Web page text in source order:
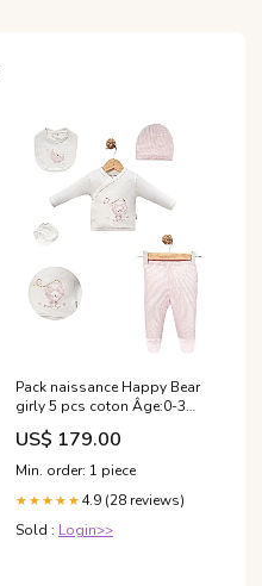
Pack naissance Happy Bear
girly 5 pcs coton Âge:0-3
mois
US$ 179.00
Min. order: 1 piece
★★★★★ 4.9 (28 reviews)
Sold : Login>>